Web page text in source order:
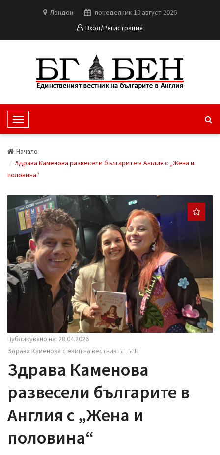
Лондон
понеделник 10 август 2026
Вход/Регистрация
T
o
g
l
e
a
v
t
i
o
Начало
Здрава Каменова развесели българите в Англия с „Жена и
половина“
Публикувано на: 28.04.2026
Здрава Каменова с екип на вестник БГ БЕН
Здрава Каменова
развесели българите в
Англия с „Жена и
половина“